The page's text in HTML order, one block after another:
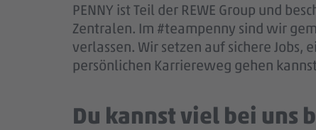
PENNY ist Teil der REWE Group und
Zentralen. Im #teampenny sind wir
verlassen. Wir setzen auf sichere
persönlichen Karriereweg gehen
Du kannst viel bei uns